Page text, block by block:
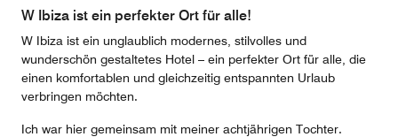
of
W Ibiza ist ein perfekter Ort für alle!
W Ibiza ist ein unglaublich modernes, stilvolles und
wunderschön gestaltetes Hotel – ein perfekter Ort für alle, die
einen komfortablen und gleichzeitig entspannten Urlaub
verbringen möchten.
Ich war hier gemeinsam mit meiner achtjährigen Tochter.